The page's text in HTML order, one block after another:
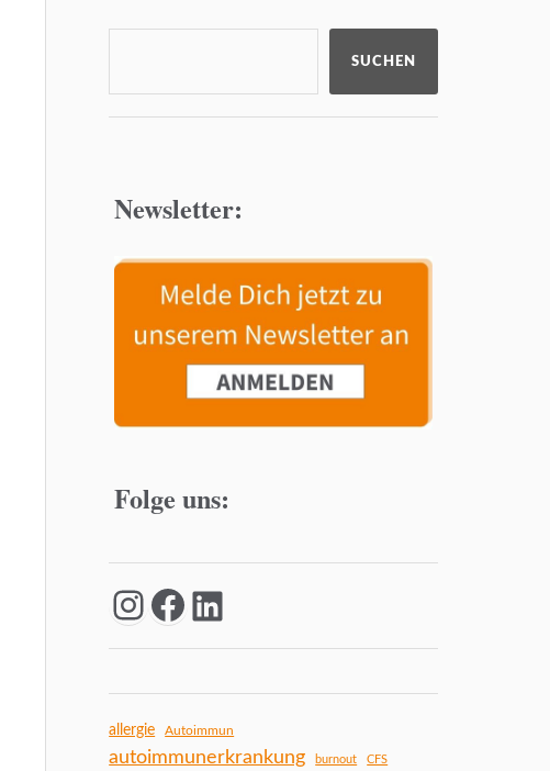
SUCHEN
Newsletter:
Folge uns:
allergie Autoimmun
autoimmunerkrankung burnout CFS